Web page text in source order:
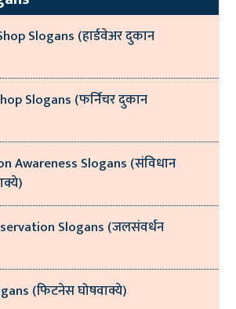
Slogans (हार्डवेअर दुकान
Slogans (फर्निचर दुकान
Awareness Slogans (संविधान
Slogans (जलसंवर्धन
(फिटनेस घोषवाक्ये)